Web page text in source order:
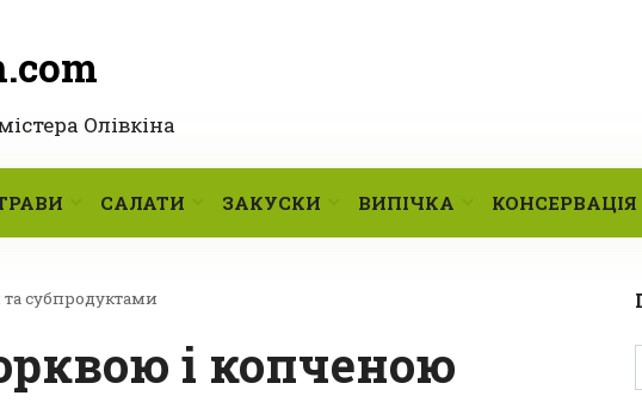
Олівкіна
САЛАТИ ЗАКУСКИ ВИПІЧКА КОНСЕРВАЦІЯ
субпродуктами